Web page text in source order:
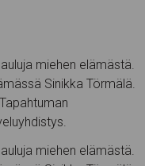
miehen elämästä.
Sinikka Törmälä.
miehen elämästä.